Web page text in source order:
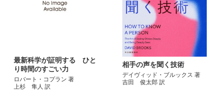
最新科学が証明する ひと
り時間のすごい力
ロバート・コプラン 著
上杉 隼人 訳
相手の声を聞く技術
デイヴィッド・ブルックス 著
吉田 俊太郎 訳